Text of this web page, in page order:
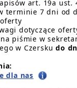
art. 19a ust.
terminie 7 dni od
dotyczące
na piśmie w
w Czerskudo
dla nas